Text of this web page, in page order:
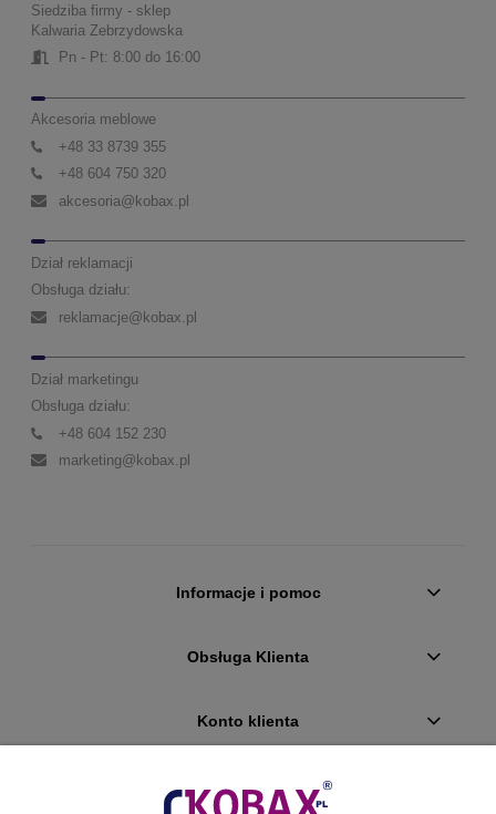
Siedziba firmy - sklep
Kalwaria Zebrzydowska
Pn - Pt: 8:00 do 16:00
Akcesoria meblowe
+48 33 8739 355
+48 604 750 320
akcesoria@kobax.pl
Dział reklamacji
Obsługa działu:
reklamacje@kobax.pl
Dział marketingu
Obsługa działu:
+48 604 152 230
marketing@kobax.pl
Informacje i pomoc
Obsługa Klienta
Konto klienta
Płatności i dostawa